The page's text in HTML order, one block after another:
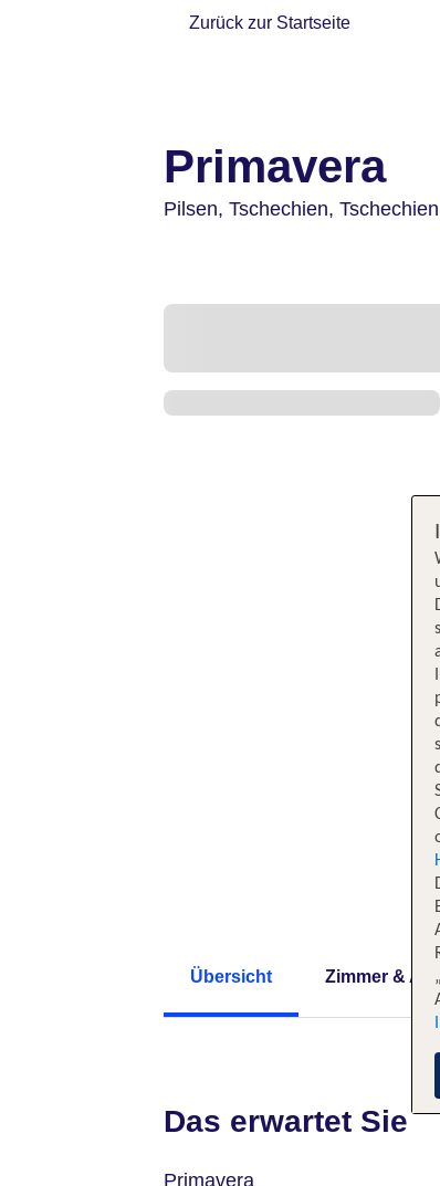
Zurück zur Startseite
Primavera
Pilsen, Tschechien, Tschechien
Übersicht Zimmer &
Das erwartet Sie
Primavera